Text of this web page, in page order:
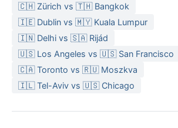
🇨🇭 Zürich vs 🇹🇭 Bangkok
🇮🇪 Dublin vs 🇲🇾 Kuala Lumpur
🇮🇳 Delhi vs 🇸🇦 Rijád
🇺🇸 Los Angeles vs 🇺🇸 San Francisco
🇨🇦 Toronto vs 🇷🇺 Moszkva
🇮🇱 Tel-Aviv vs 🇺🇸 Chicago